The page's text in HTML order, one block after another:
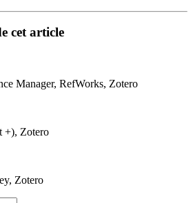
cet article
Manager, RefWorks, Zotero
+), Zotero
Zotero